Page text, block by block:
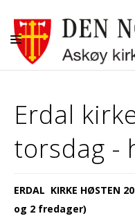
KALENDER
BEGRAVELSE
BARN
Erdal
torsdag -
ERDAL KIRKE HØSTEN
og 2 fredager)